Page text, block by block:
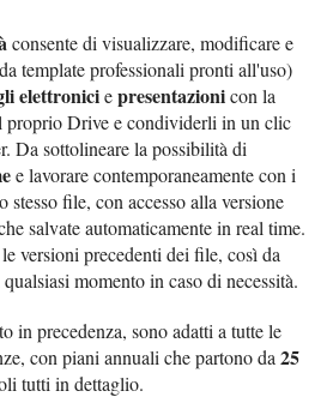
consente di visualizzare, modificare e
template professionali pronti all'uso)
elettroniciepresentazionicon la
proprio Drive e condividerli in un clic
Da sottolineare la possibilità di
e lavorare contemporaneamente con i
file, con accesso alla versione
salvate automaticamente in real time.
versioni precedenti dei file, così da
momento in caso di necessità.
in precedenza, sono adatti a tutte le
con piani annuali che partono da25
tutti in dettaglio.